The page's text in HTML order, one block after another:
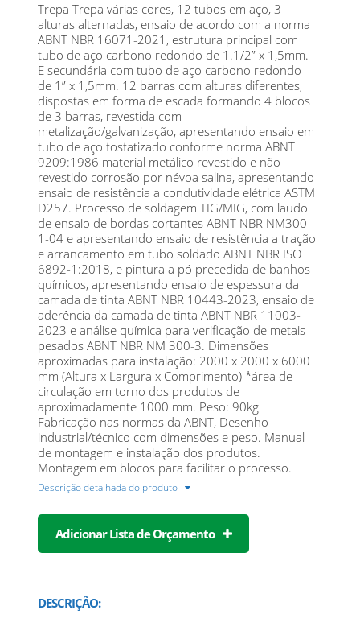
Trepa Trepa várias cores, 12 tubos em aço, 3
alturas alternadas, ensaio de acordo com a norma
ABNT NBR 16071-2021, estrutura principal com
tubo de aço carbono redondo de 1.1/2” x 1,5mm.
E secundária com tubo de aço carbono redondo
de 1” x 1,5mm. 12 barras com alturas diferentes,
dispostas em forma de escada formando 4 blocos
de 3 barras, revestida com
metalização/galvanização, apresentando ensaio em
tubo de aço fosfatizado conforme norma ABNT
9209:1986 material metálico revestido e não
revestido corrosão por névoa salina, apresentando
ensaio de resistência a condutividade elétrica ASTM
D257. Processo de soldagem TIG/MIG, com laudo
de ensaio de bordas cortantes ABNT NBR NM300-
1-04 e apresentando ensaio de resistência a tração
e arrancamento em tubo soldado ABNT NBR ISO
6892-1:2018, e pintura a pó precedida de banhos
químicos, apresentando ensaio de espessura da
camada de tinta ABNT NBR 10443-2023, ensaio de
aderência da camada de tinta ABNT NBR 11003-
2023 e análise química para verificação de metais
pesados ABNT NBR NM 300-3. Dimensões
aproximadas para instalação: 2000 x 2000 x 6000
mm (Altura x Largura x Comprimento) *área de
circulação em torno dos produtos de
aproximadamente 1000 mm. Peso: 90kg
Fabricação nas normas da ABNT, Desenho
industrial/técnico com dimensões e peso. Manual
de montagem e instalação dos produtos.
Montagem em blocos para facilitar o processo.
Descrição detalhada do produto
Adicionar Lista de Orçamento
DESCRIÇÃO: